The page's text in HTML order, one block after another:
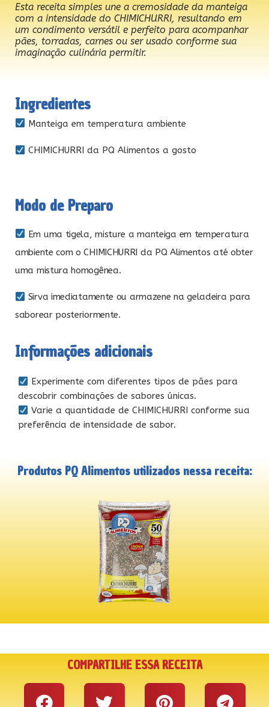
Esta receita simples une a cremosidade da manteiga
com a intensidade do CHIMICHURRI, resultando em
um condimento versátil e perfeito para acompanhar
pães, torradas, carnes ou ser usado conforme sua
imaginação culinária permitir.
Ingredientes
Manteiga em temperatura ambiente
CHIMICHURRI da PQ Alimentos a gosto
Modo de Preparo
Em uma tigela, misture a manteiga em temperatura
ambiente com o CHIMICHURRI da PQ Alimentos até obter
uma mistura homogênea.
Sirva imediatamente ou armazene na geladeira para
saborear posteriormente.
Informações adicionais
Experimente com diferentes tipos de pães para
descobrir combinações de sabores únicas.
Varie a quantidade de CHIMICHURRI conforme sua
preferência de intensidade de sabor.
Produtos PQ Alimentos utilizados nessa receita:
COMPARTILHE ESSA RECEITA